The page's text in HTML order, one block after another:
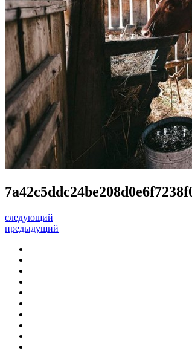
следующий
предыдущий